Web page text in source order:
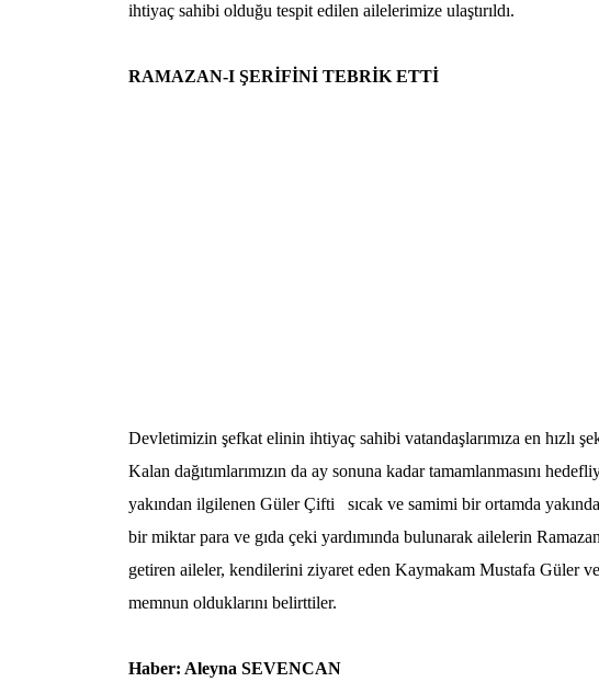
ihtiyaç sahibi olduğu tespit edilen ailelerimize ulaştırıldı.
RAMAZAN-I ŞERİFİNİ TEBRİK ETTİ
Devletimizin şefkat elinin ihtiyaç sahibi vatandaşlarımıza en hızlı
Kalan dağıtımlarımızın da ay sonuna kadar tamamlanmasını
yakından ilgilenen Güler Çifti sıcak ve samimi bir ortamda
bir miktar para ve gıda çeki yardımında bulunarak ailelerin
getiren aileler, kendilerini ziyaret eden Kaymakam Mustafa Güler
memnun olduklarını belirttiler.
Haber: Aleyna SEVENCAN